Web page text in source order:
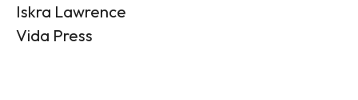
Iskra Lawrence
Vida Press